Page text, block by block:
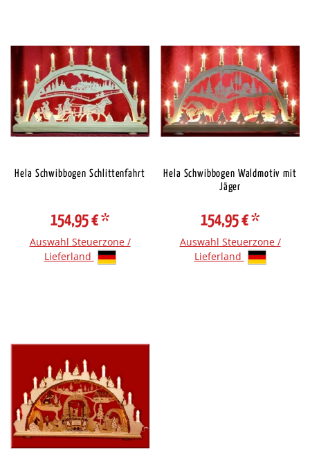
Hela Schwibbogen Schlittenfahrt
154,95 €*
Auswahl Steuerzone /
Lieferland
Hela Schwibbogen Waldmotiv mit
Jäger
154,95 €*
Auswahl Steuerzone /
Lieferland